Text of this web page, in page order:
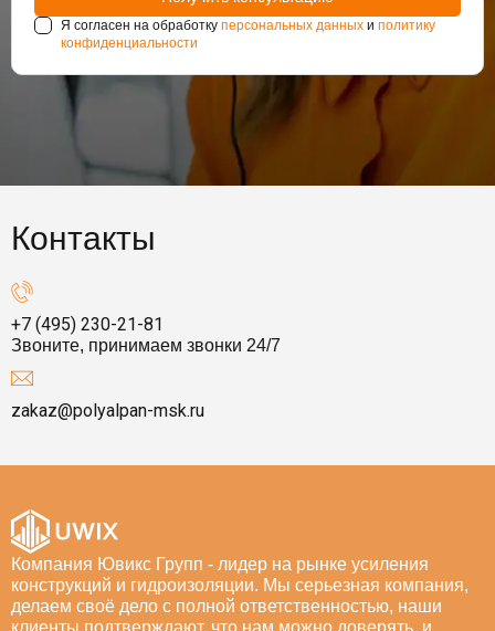
Я согласен на обработку персональных данных и политику
конфиденциальности
Контакты
+7 (495) 230-21-81
Звоните, принимаем звонки 24/7
zakaz@polyalpan-msk.ru
Компания Ювикс Групп - лидер на рынке усиления
конструкций и гидроизоляции. Мы серьезная компания,
делаем своё дело с полной ответственностью, наши